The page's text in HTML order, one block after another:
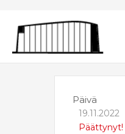
Päivä
19.11.2022
Päättynyt!